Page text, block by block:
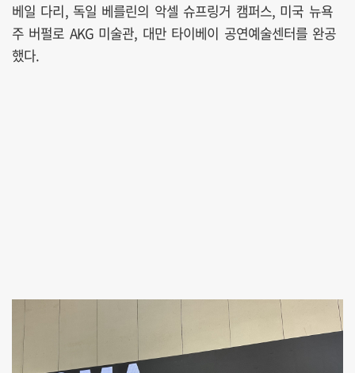
베일 다리, 독일 베를린의 악셀 슈프링거 캠퍼스, 미국 뉴욕
주 버펄로 AKG 미술관, 대만 타이베이 공연예술센터를 완공
했다.